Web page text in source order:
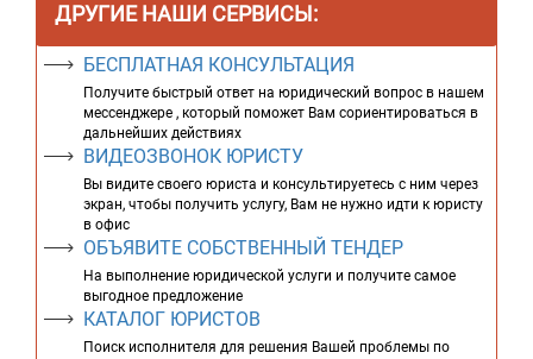
ДРУГИЕ НАШИ СЕРВИСЫ:
БЕСПЛАТНАЯ КОНСУЛЬТАЦИЯ
Получите быстрый ответ на юридический вопрос в нашем
мессенджере , который поможет Вам сориентироваться в
дальнейших действиях
ВИДЕОЗВОНОК ЮРИСТУ
Вы видите своего юриста и консультируетесь с ним через
экран, чтобы получить услугу, Вам не нужно идти к юристу
в офис
ОБЪЯВИТЕ СОБСТВЕННЫЙ ТЕНДЕР
На выполнение юридической услуги и получите самое
выгодное предложение
КАТАЛОГ ЮРИСТОВ
Поиск исполнителя для решения Вашей проблемы по